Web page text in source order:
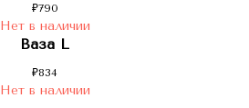
₽790
Нет в наличии
Ваза L
₽834
Нет в наличии